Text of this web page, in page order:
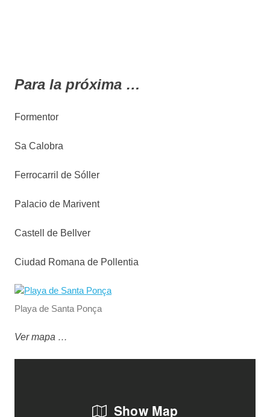
Para la próxima …
Formentor
Sa Calobra
Ferrocarril de Sóller
Palacio de Marivent
Castell de Bellver
Ciudad Romana de Pollentia
Playa de Santa Ponça
Ver mapa …